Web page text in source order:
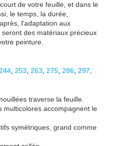
de votre feuille, et dans le
le temps, la durée,
l'adaptation aux
des matériaux précieux
peinture.
244 253 263 275 286 297
traverse la feuille.
multicolores accompagnent le
symétriques, grand comme